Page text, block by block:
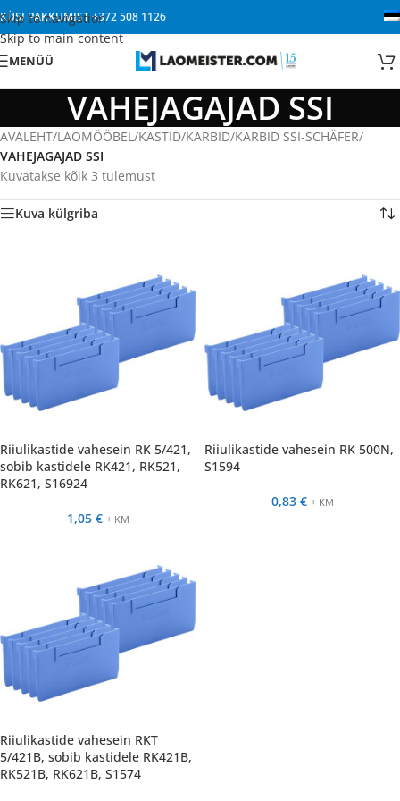
Skip to navigation
Skip to main content
KÜSI PAKKUMIST+372 508 1126
MENÜÜ
VAHEJAGAJAD SSI
AVALEHT/LAOMÖÖBEL/KASTID/KARBID/KARBID SSI-SCHÄFER/
VAHEJAGAJAD SSI
Kuvatakse kõik 3 tulemust
Kuva külgriba
Riiulikastide vahesein RK 5/421,
sobib kastidele RK421, RK521,
RK621, S16924
1,05 € + KM
Riiulikastide vahesein RK 500N,
S1594
0,83 € + KM
Riiulikastide vahesein RKT
5/421B, sobib kastidele RK421B,
RK521B, RK621B, S1574